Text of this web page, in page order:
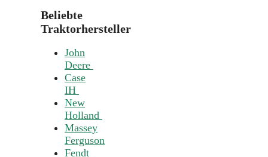
Beliebte
Traktorhersteller
John
Deere
Case
IH
New
Holland
Massey
Ferguson
Fendt